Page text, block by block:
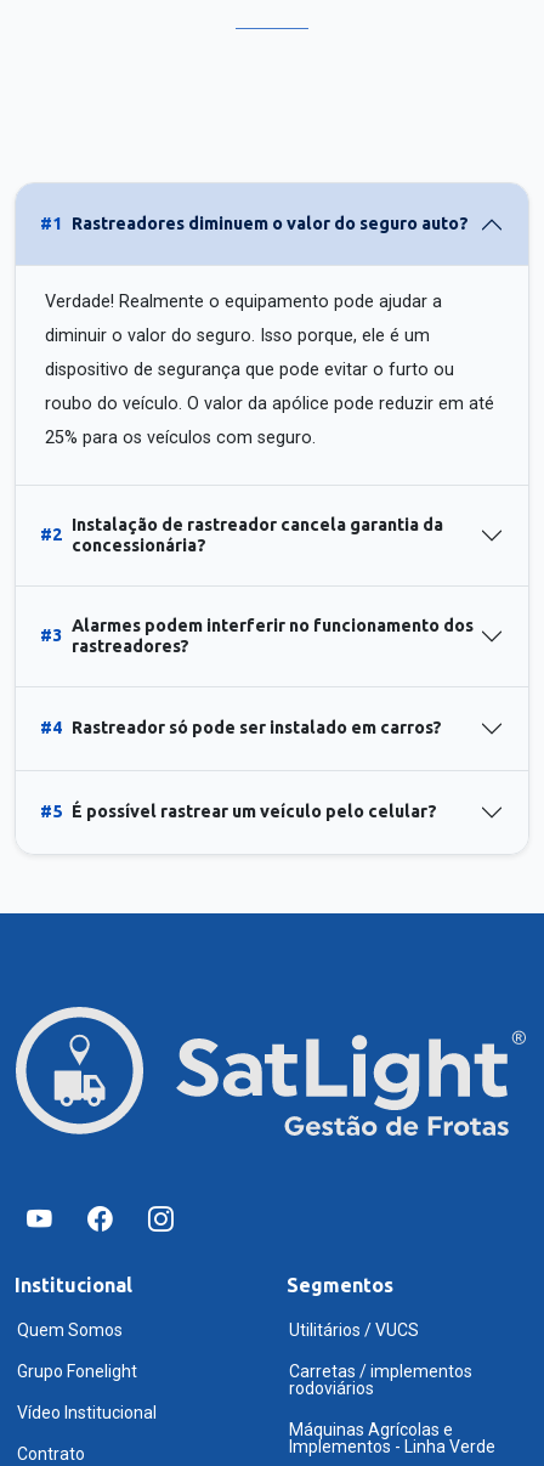
#1 Rastreadores diminuem o valor do seguro auto?
Verdade! Realmente o equipamento pode ajudar a
diminuir o valor do seguro. Isso porque, ele é um
dispositivo de segurança que pode evitar o furto ou
roubo do veículo. O valor da apólice pode reduzir em até
25% para os veículos com seguro.
#2
Instalação de rastreador cancela garantia da
concessionária?
#3
Alarmes podem interferir no funcionamento dos
rastreadores?
#4 Rastreador só pode ser instalado em carros?
#5 É possível rastrear um veículo pelo celular?
Institucional
Quem Somos
Grupo Fonelight
Vídeo Institucional
Contrato
Segmentos
Utilitários / VUCS
Carretas / implementos
rodoviários
Máquinas Agrícolas e
Implementos - Linha Verde